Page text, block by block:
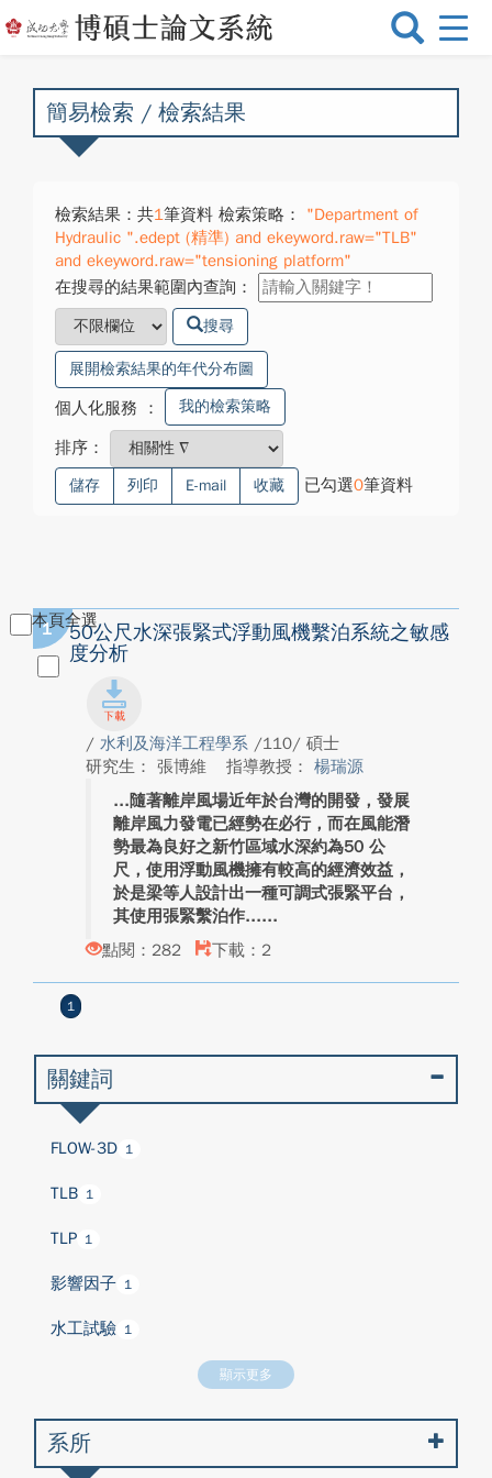
選
換
簡易檢索 / 檢索結果
檢索結果：共1筆資料 檢索策略：
"Department of
Hydraulic ".edept (精準) and ekeyword.raw="TLB"
and ekeyword.raw="tensioning platform"
在搜尋的結果範圍內查詢：
搜尋
展開檢索結果的年代分布圖
個人化服務 ： 我的檢索策略
排序：
儲存 列印 E-mail 收藏 已勾選0筆資料
本頁全選
1
50公尺水深張緊式浮動風機繫泊系統之敏感
度分析
/ 水利及海洋工程學系 /110/ 碩士
研究生： 張博維
指導教授： 楊瑞源
隨著離岸風場近年於台灣的開發，發展
離岸風力發電已經勢在必行，而在風能潛
勢最為良好之新竹區域水深約為50 公
尺，使用浮動風機擁有較高的經濟效益，
於是梁等人設計出一種可調式張緊平台，
其使用張緊繫泊作...
點閱：282
下載：2
1
關鍵詞
FLOW-3D 1
TLB 1
TLP 1
影響因子 1
水工試驗 1
顯示更多
系所